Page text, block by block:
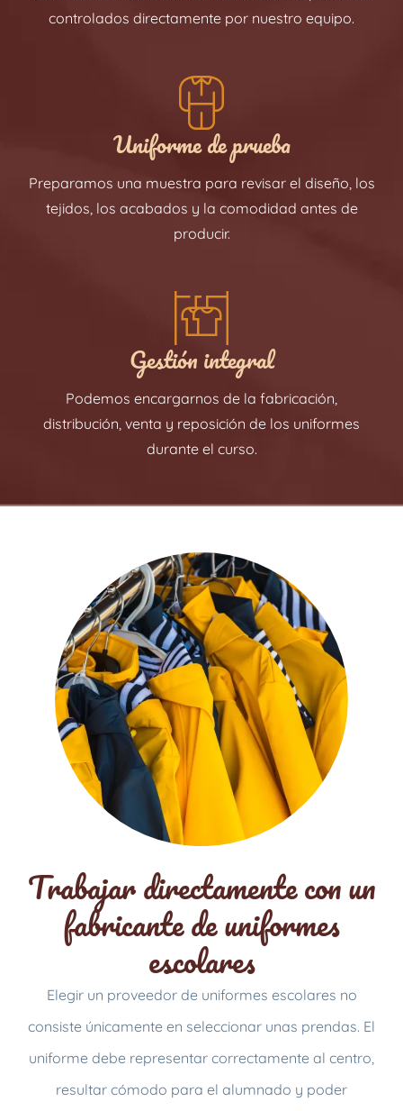
controlados directamente por nuestro equipo.
Uniforme de prueba
Preparamos una muestra para revisar el diseño, los
tejidos, los acabados y la comodidad antes de
producir.
Gestión integral
Podemos encargarnos de la fabricación,
distribución, venta y reposición de los uniformes
durante el curso.
Trabajar directamente con un
fabricante de uniformes
escolares
Elegir un proveedor de uniformes escolares no
consiste únicamente en seleccionar unas prendas. El
uniforme debe representar correctamente al centro,
resultar cómodo para el alumnado y poder